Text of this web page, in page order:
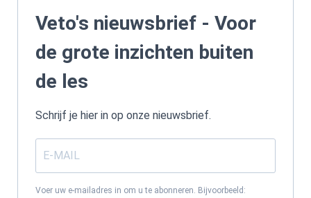
Veto's nieuwsbrief - Voor
de grote inzichten buiten
de les
Schrijf je hier in op onze nieuwsbrief.
Voer uw e-mailadres in om u te abonneren. Bijvoorbeeld: